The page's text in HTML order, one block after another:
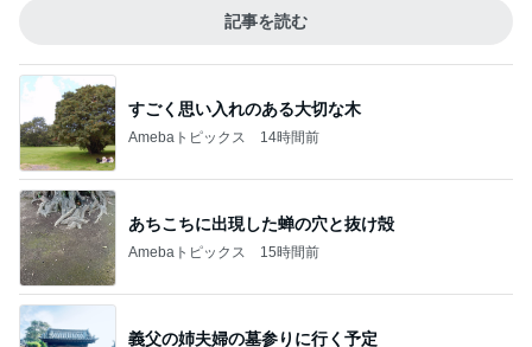
記事を読む
すごく思い入れのある大切な木
Amebaトピックス 14時間前
あちこちに出現した蝉の穴と抜け殻
Amebaトピックス 15時間前
義父の姉夫婦の墓参りに行く予定